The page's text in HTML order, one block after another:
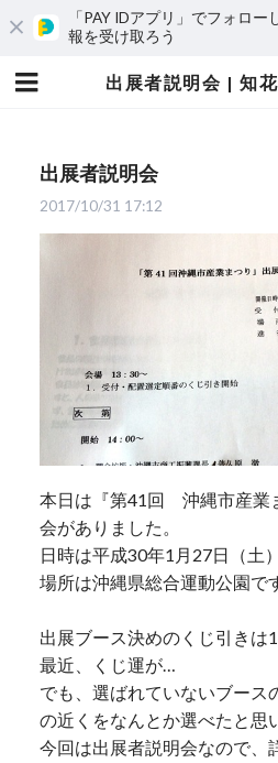
「PAY IDアプリ」でフォロ
報を受け取ろう
出展者説明会
2017/10/31 17:12
本日は『第41回 沖縄市産業
会がありました。
日時は平成30年1月27日（土
場所は沖縄県総合運動公園で
出展ブース決めのくじ引きは
最近、くじ運が…
でも、選ばれていないブース
の近くをなんとか選べたと思
今回は出展者説明会なので、